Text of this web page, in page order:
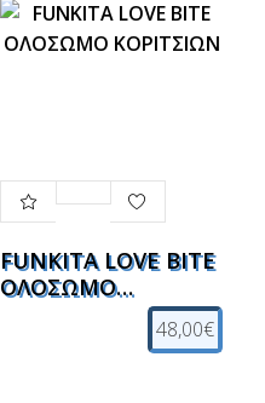
FUNKITA LOVE BITE
ΟΛΟΣΩΜΟ
48,00€